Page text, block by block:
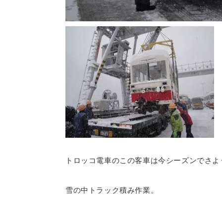
トロッコ電車のこの客車は今シーズンでさ
雪の中トラック積み作業。